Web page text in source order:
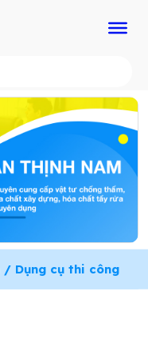
/ Dụng cụ thi công